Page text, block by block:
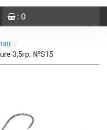
: 0
3,5гр. №S15